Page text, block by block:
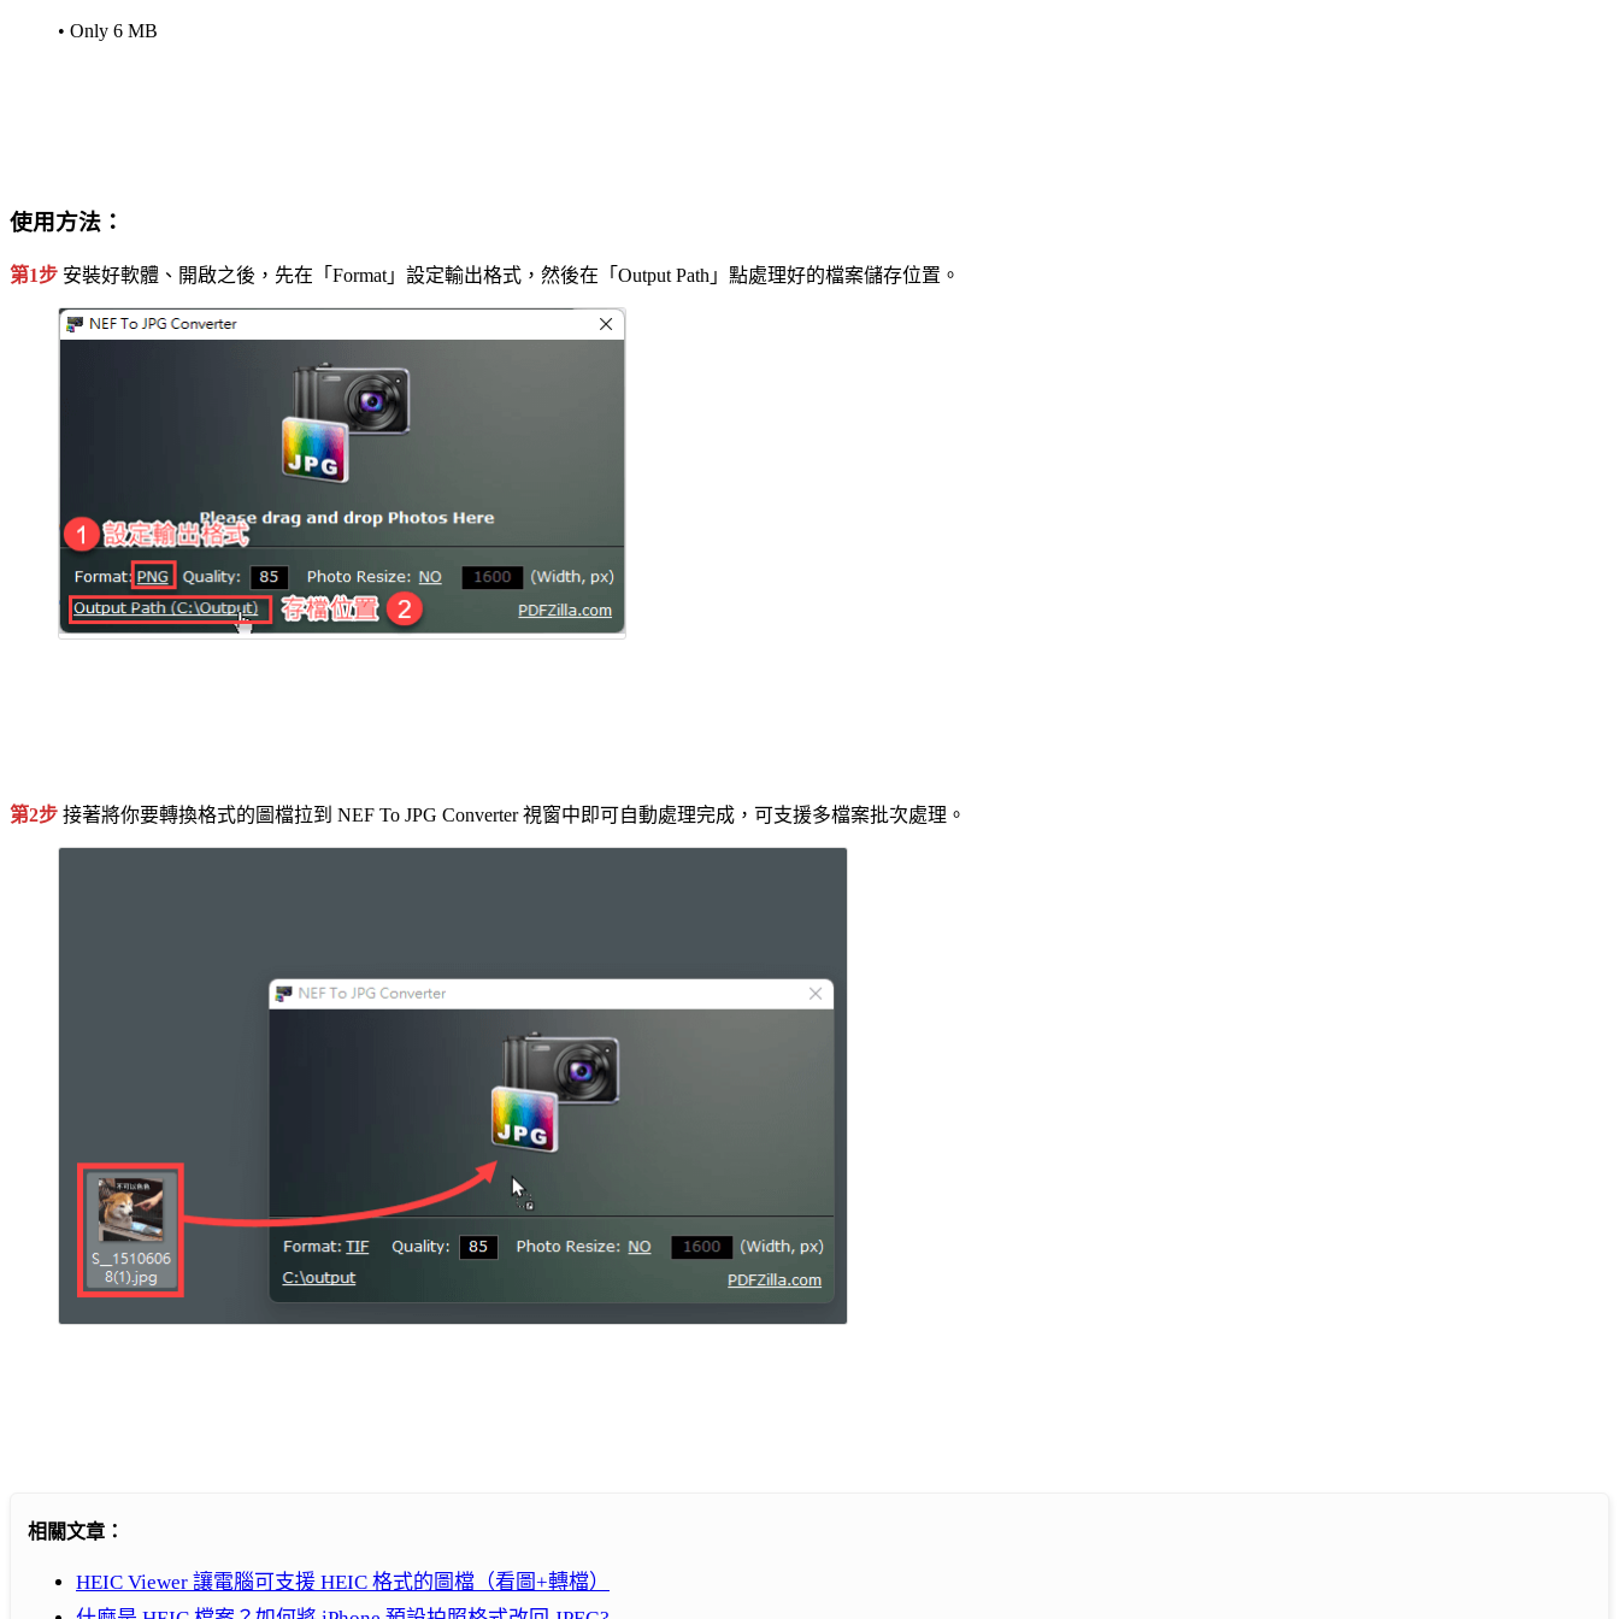
• Only 6 MB
使用方法：
第1步 安裝好軟體、開啟之後，先在「Format」設定輸出格式，然後在「Output Path」點處理好的檔案儲存位置。
第2步 接著將你要轉換格式的圖檔拉到 NEF To JPG Converter 視窗中即可自動處理完成，可支援多檔案批次處理。
相關文章：
HEIC Viewer 讓電腦可支援 HEIC 格式的圖檔（看圖+轉檔）